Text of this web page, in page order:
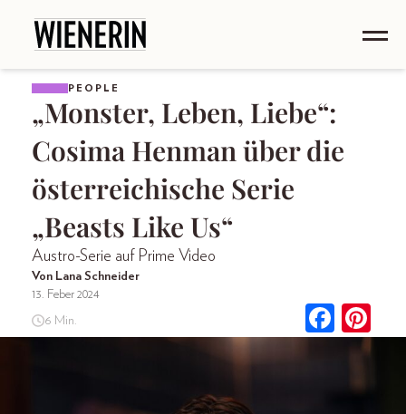
PEOPLE
„Monster, Leben, Liebe“:
Cosima Henman über die
österreichische Serie
„Beasts Like Us“
Austro-Serie auf Prime Video
Von Lana Schneider
13. Feber 2024
6 Min.